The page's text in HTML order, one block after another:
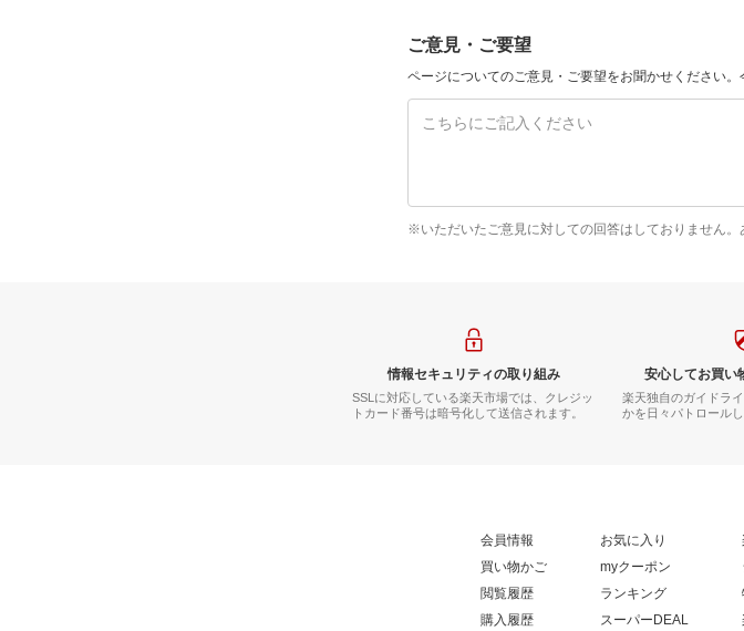
ご意見・ご要望
ページについてのご意見・ご要望をお聞かせください
※いただいたご意見に対しての回答はしておりません。
情報セキュリティの取り組み
SSLに対応している楽天市場では、クレジッ
トカード番号は暗号化して送信されます。
安心してお買い
楽天独自のガイドラ
かを日々パトロールし
会員情報
買い物かご
閲覧履歴
購入履歴
お気に入り
myクーポン
ランキング
スーパーDEAL